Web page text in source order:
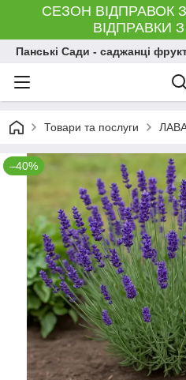
СЕЗОН ВІДПРАВОК
ВІДПРАВКИ
Панські Сади - саджанці
Товари та послуги
–40%